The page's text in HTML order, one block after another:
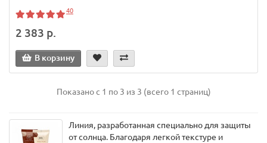
40
2 383 р.
В корзину
Показано с 1 по 3 из 3 (всего 1 страниц)
Линия, разработанная специально для защиты
от солнца. Благодаря легкой текстуре и